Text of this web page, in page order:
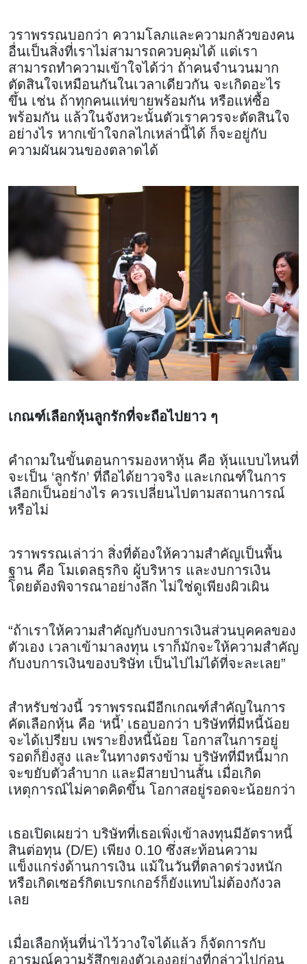
วราพรรณบอกว่า ความโลภและความกลัวของคน
อื่นเป็นสิ่งที่เราไม่สามารถควบคุมได้ แต่เรา
สามารถทำความเข้าใจได้ว่า ถ้าคนจำนวนมาก
ตัดสินใจเหมือนกันในเวลาเดียวกัน จะเกิดอะไร
ขึ้น เช่น ถ้าทุกคนแห่ขายพร้อมกัน หรือแห่ซื้อ
พร้อมกัน แล้วในจังหวะนั้นตัวเราควรจะตัดสินใจ
อย่างไร หากเข้าใจกลไกเหล่านี้ได้ ก็จะอยู่กับ
ความผันผวนของตลาดได้
เกณฑ์เลือกหุ้นลูกรักที่จะถือไปยาว ๆ
คำถามในขั้นตอนการมองหาหุ้น คือ หุ้นแบบไหนที่
จะเป็น ‘ลูกรัก’ ที่ถือได้ยาวจริง และเกณฑ์ในการ
เลือกเป็นอย่างไร ควรเปลี่ยนไปตามสถานการณ์
หรือไม่
วราพรรณเล่าว่า สิ่งที่ต้องให้ความสำคัญเป็นพื้น
ฐาน คือ โมเดลธุรกิจ ผู้บริหาร และงบการเงิน
โดยต้องพิจารณาอย่างลึก ไม่ใช่ดูเพียงผิวเผิน
“ถ้าเราให้ความสำคัญกับงบการเงินส่วนบุคคลของ
ตัวเอง เวลาเข้ามาลงทุน เราก็มักจะให้ความสำคัญ
กับงบการเงินของบริษัท เป็นไปไม่ได้ที่จะละเลย”
สำหรับช่วงนี้ วราพรรณมีอีกเกณฑ์สำคัญในการ
คัดเลือกหุ้น คือ ‘หนี้’ เธอบอกว่า บริษัทที่มีหนี้น้อย
จะได้เปรียบ เพราะยิ่งหนี้น้อย โอกาสในการอยู่
รอดก็ยิ่งสูง และในทางตรงข้าม บริษัทที่มีหนี้มาก
จะขยับตัวลำบาก และมีสายป่านสั้น เมื่อเกิด
เหตุการณ์ไม่คาดคิดขึ้น โอกาสอยู่รอดจะน้อยกว่า
เธอเปิดเผยว่า บริษัทที่เธอเพิ่งเข้าลงทุนมีอัตราหนี้
สินต่อทุน (D/E) เพียง 0.10 ซึ่งสะท้อนความ
แข็งแกร่งด้านการเงิน แม้ในวันที่ตลาดร่วงหนัก
หรือเกิดเซอร์กิตเบรกเกอร์ก็ยังแทบไม่ต้องกังวล
เลย
เมื่อเลือกหุ้นที่น่าไว้วางใจได้แล้ว ก็จัดการกับ
อารมณ์ความรู้สึกของตัวเองอย่างที่กล่าวไปก่อน